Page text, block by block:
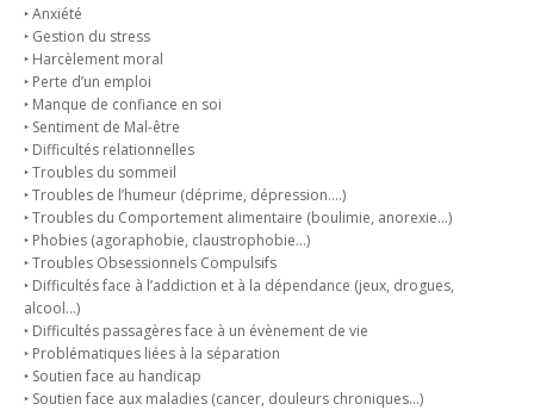
‣ Anxiété
‣ Gestion du stress
‣ Harcèlement moral
‣ Perte d’un emploi
‣ Manque de confiance en soi
‣ Sentiment de Mal-être
‣ Difficultés relationnelles
‣ Troubles du sommeil
‣ Troubles de l’humeur (déprime, dépression….)
‣ Troubles du Comportement alimentaire (boulimie, anorexie…)
‣ Phobies (agoraphobie, claustrophobie…)
‣ Troubles Obsessionnels Compulsifs
‣ Difficultés face à l’addiction et à la dépendance (jeux, drogues,
alcool…)
‣ Difficultés passagères face à un évènement de vie
‣ Problématiques liées à la séparation
‣ Soutien face au handicap
‣ Soutien face aux maladies (cancer, douleurs chroniques…)